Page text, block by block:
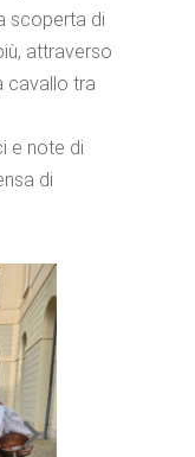
scoperta di
attraverso
cavallo tra
e note di
di